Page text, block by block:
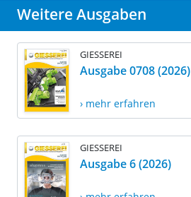
Weitere Ausgaben
GIESSEREI
Ausgabe 0708 (2026)
› mehr erfahren
GIESSEREI
Ausgabe 6 (2026)